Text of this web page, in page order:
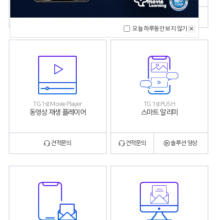
견적문의 솔루션 영상 견적문의 솔루션 영상
TG 1st Movie Player
동영상 재생 플레이어
견적문의
TG 1st PUSH
스마트 알리미
견적문의 솔루션 영상
오늘 하루동안 보지 않기